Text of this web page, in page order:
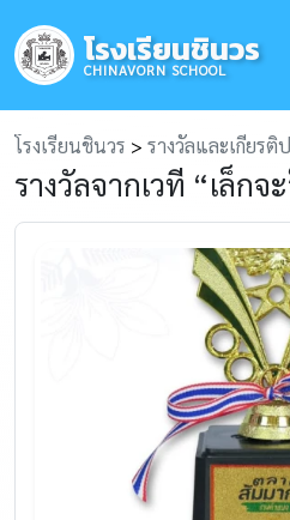
โรงเรียนชินวร
CHINAVORN SCHOOL
โรงเรียนชินวร > รางวัลและเกียรติ
รางวัลจากเวที “เล็กจ